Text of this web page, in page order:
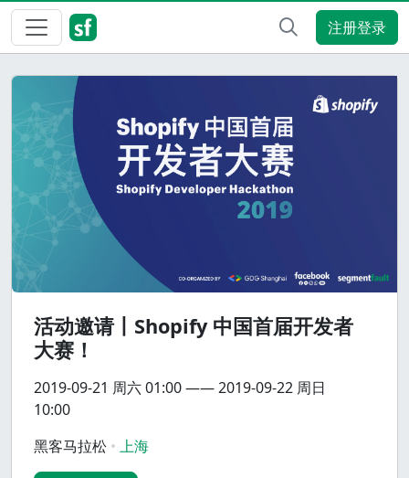
注册登录
活动邀请丨Shopify 中国首届开发者
大赛！
2019-09-21 周六01:00——2019-09-22 周日
10:00
黑客马拉松
上海